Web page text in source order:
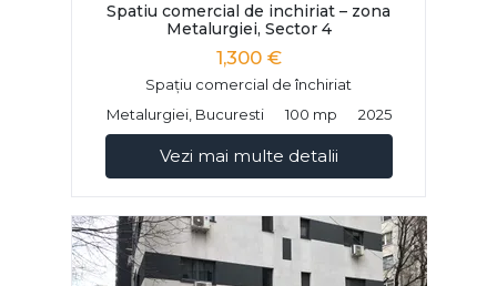
Spatiu comercial de inchiriat – zona
Metalurgiei, Sector 4
1,300 €
Spațiu comercial de închiriat
Metalurgiei, Bucuresti
100 mp 2025
Vezi mai multe detalii